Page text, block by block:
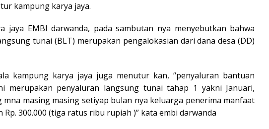
kampung karya jaya.
jaya EMBI darwanda, pada sambutan nya menyebutkan bahwa
tunai (BLT) merupakan pengalokasian dari dana desa (DD)
kampung karya jaya juga menutur kan, “penyaluran bantuan
merupakan penyaluran langsung tunai tahap 1 yakni Januari,
mna masing masing setiyap bulan nya keluarga penerima manfaat
300.000 (tiga ratus ribu rupiah )” kata embi darwanda